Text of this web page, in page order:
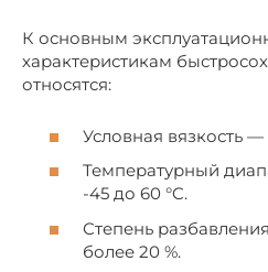
К основным
характеристикам
относятся:
Условная вязкость —
Температурный
-45 до 60 °C.
Степень
более 20 %.